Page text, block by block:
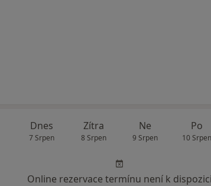
Dnes
7 Srpen
Zítra
8 Srpen
Ne
9 Srpen
Po
10 Srpen
Online rezervace termínu není k dispozici